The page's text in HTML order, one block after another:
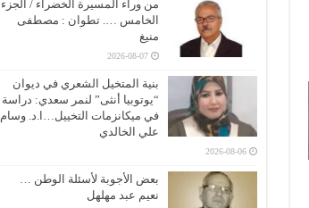
من وراء المسيرة الخضراء / الجزء
الخامس …. تطوان : مصطفى
منيغ
2026-08-07
بنية المتخيل الشعري في ديوان
“يوتوبيا أنثى” لنمر سعدي: دراسة
في ميكانزمات التخييل…ا.د. وسام
علي الخالدي
2026-08-06
بعض الأجوبة لأسئلة الوطن …
نعيم عبد مهلهل